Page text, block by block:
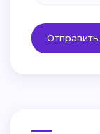
Отправить